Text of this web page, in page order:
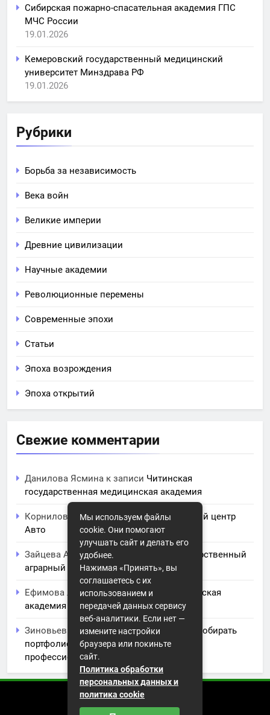
Сибирская пожарно-спасательная академия ГПС
МЧС России
19.01.2026
Кемеровский государственный медицинский
университет Минздрава РФ
19.01.2026
Рубрики
Борьба за независимость
Века войн
Великие империи
Древние цивилизации
Научные академии
Революционные перемены
Современные эпохи
Статьи
Эпоха возрождения
Эпоха открытий
Свежие комментарии
Данилова Ясмина к записи Читинская
государственная медицинская академия
Корнилова Анитак записиЧПОУ Учебный центр
Авто
Зайцева Аринак записи
Курский государственный
аграрный университет им. И.И. Иванова
Ефимова Лидияк записиСеверо-Кавказская
академия управления
Зиновьев Радомирк записиИскусство собирать
портфолио: советы и заметки для
профессионального роста
Мы используем файлы
cookie. Они помогают
улучшать сайт и делать его
удобнее.
Нажимая «Принять», вы
соглашаетесь с их
использованием и
передачей данных сервису
веб-аналитики. Если нет —
измените настройки
браузера или покиньте
сайт.
Политика обработки
персональных данных и
политика cookie